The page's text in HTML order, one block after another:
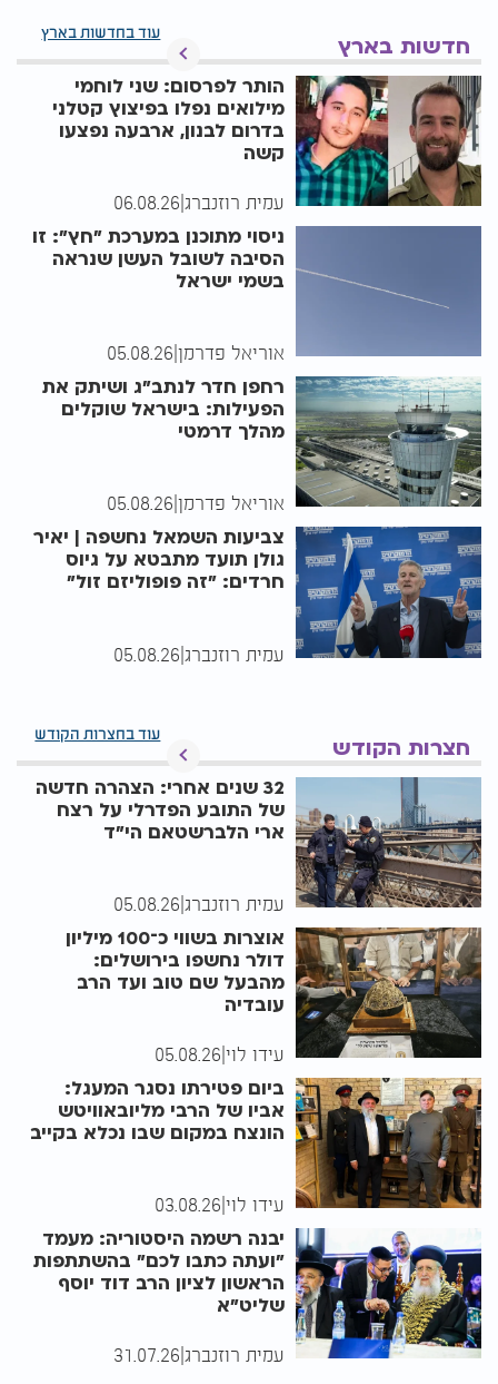
חדשות בארץ
עוד בחדשות בארץ
הותר לפרסום: שני לוחמי
מילואים נפלו בפיצוץ קטלני
בדרום לבנון, ארבעה נפצעו
קשה
עמית רוזנברג 06.08.26
ניסוי מתוכנן במערכת "חץ": זו
הסיבה לשובל העשן שנראה
בשמי ישראל
אוריאל פדרמן 05.08.26
רחפן חדר לנתב"ג ושיתק את
הפעילות: בישראל שוקלים
מהלך דרמטי
אוריאל פדרמן 05.08.26
צביעות השמאל נחשפה | יאיר
גולן תועד מתבטא על גיוס
חרדים: "זה פופוליזם זול"
עמית רוזנברג|
05.08.26
חצרות הקודש
עוד בחצרות הקודש
32 שנים אחרי: הצהרה חדשה
של התובע הפדרלי על רצח
ארי הלברשטאם הי"ד
עמית רוזנברג|
05.08.26
אוצרות בשווי כ־100 מיליון
דולר נחשפו בירושלים:
מהבעל שם טוב ועד הרב
עובדיה
עידו לוי|
05.08.26
ביום פטירתו נסגר המעגל:
אביו של הרבי מליובאוויטש
הונצח במקום שבו נכלא בקייב
עידו לוי|
03.08.26
יבנה רשמה היסטוריה: מעמד
"ועתה כתבו לכם" בהשתתפות
הראשון לציון הרב דוד יוסף
שליט"א
עמית רוזנברג|
31.07.26